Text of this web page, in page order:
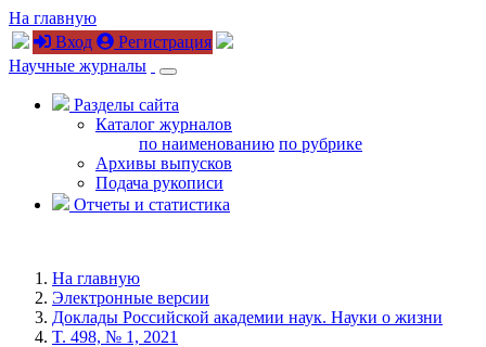
На главную
Вход
Регистрация
Научные журналы
Разделы сайта
Каталог журналов
по наименованию по рубрике
Архивы выпусков
Подача рукописи
Отчеты и статистика
На главную
Электронные версии
Доклады Российской академии наук. Науки о жизни
T. 498, № 1, 2021